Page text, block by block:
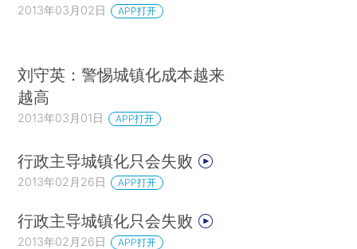
2013年03月02日 APP打开
刘守英：警惕城镇化成本越来
越高
2013年03月01日 APP打开
行政主导城镇化只会失败
2013年02月26日 APP打开
行政主导城镇化只会失败
2013年02月26日 APP打开